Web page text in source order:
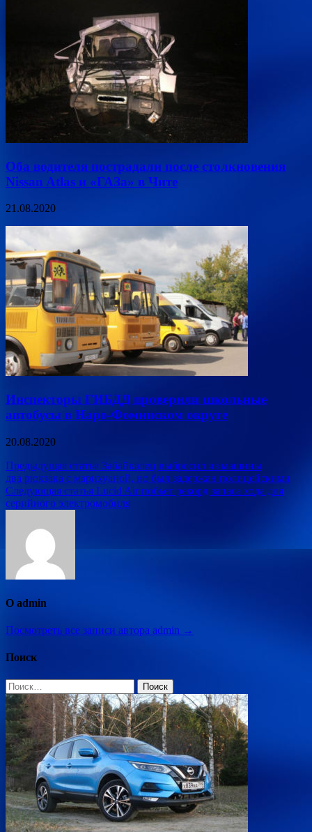
Оба водителя пострадали после столкновения
Nissan Atlas и «ГАЗа» в Чите
21.08.2020
Инспекторы ГИБДД проверили школьные
автобусы в Наро-Фоминском округе
20.08.2020
Навигация
по
записям
Предыдущая статья Забайкалец выбросил из машины
два рюкзака с марихуаной, но был задержан полицейскими
Следующая статья Lucid Air побьет рекорд запаса хода для
серийного электромобиля
О admin
Посмотреть все записи автора admin →
Поиск
Найти: